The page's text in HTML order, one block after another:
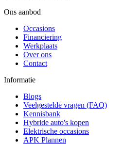
Ons aanbod
Occasions
Financiering
Werkplaats
Over ons
Contact
Informatie
Blogs
Veelgestelde vragen (FAQ)
Kennisbank
Hybride auto's kopen
Elektrische occasions
APK Plannen